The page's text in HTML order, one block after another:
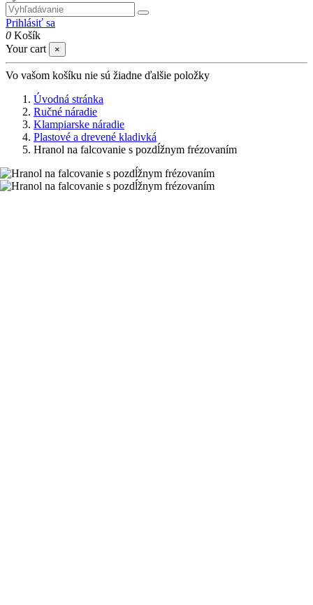
Prihlásiť sa
0 Košík
Your cart
×
Vo vašom košíku nie sú žiadne ďalšie položky
Úvodná stránka
Ručné náradie
Klampiarske náradie
Plastové a drevené kladivká
Hranol na falcovanie s pozdĺžnym frézovaním